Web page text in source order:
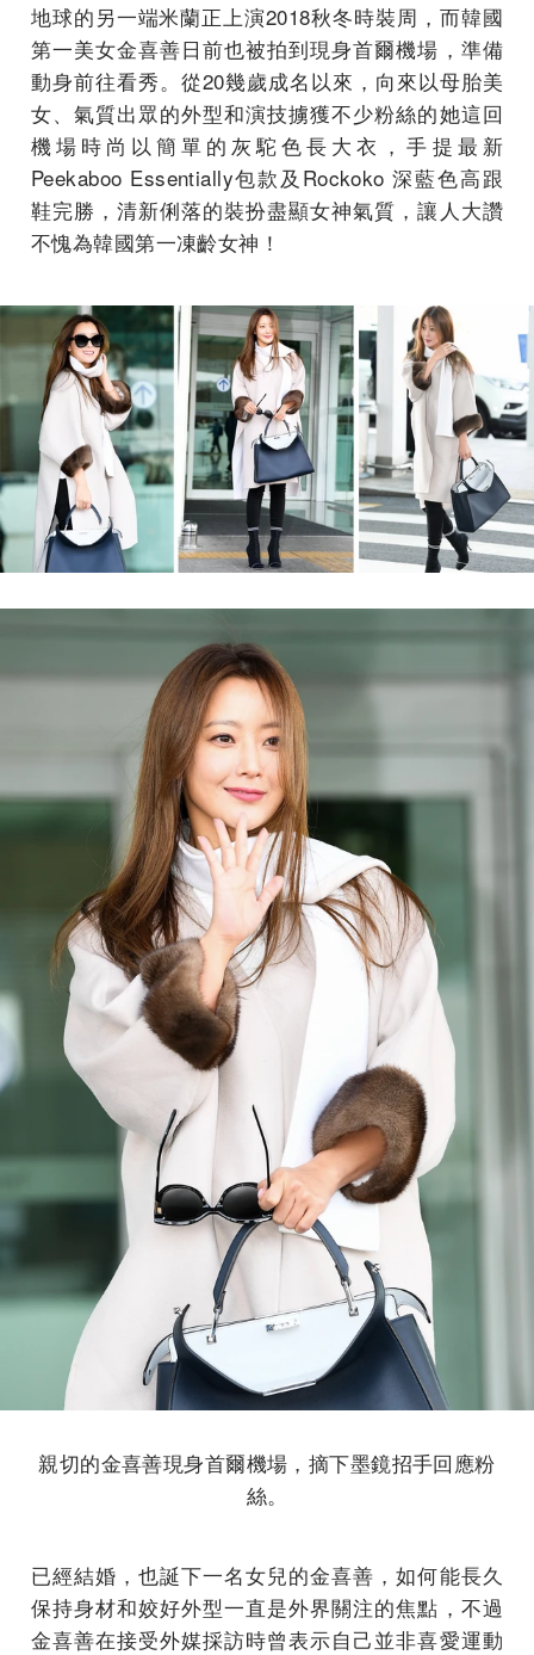
地球的另一端米蘭正上演2018秋冬時裝周，而韓國
第一美女金喜善日前也被拍到現身首爾機場，準備
動身前往看秀。從20幾歲成名以來，向來以母胎美
女、氣質出眾的外型和演技擄獲不少粉絲的她這回
機場時尚以簡單的灰駝色長大衣，手提最新
Peekaboo Essentially包款及Rockoko 深藍色高跟
鞋完勝，清新俐落的裝扮盡顯女神氣質，讓人大讚
不愧為韓國第一凍齡女神！
親切的金喜善現身首爾機場，摘下墨鏡招手回應粉
絲。
已經結婚，也誕下一名女兒的金喜善，如何能長久
保持身材和姣好外型一直是外界關注的焦點，不過
金喜善在接受外媒採訪時曾表示自己並非喜愛運動